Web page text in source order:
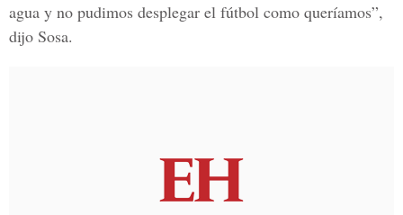
agua y no pudimos desplegar el fútbol como queríamos”,
dijo Sosa.